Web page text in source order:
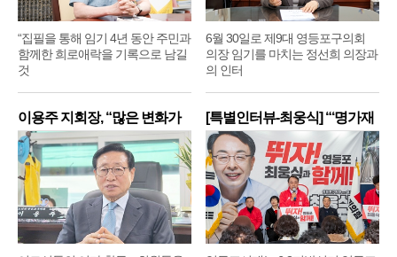
“집필을 통해 임기 4년 동안 주민과
함께한 희로애락을 기록으로 남길
것
6월 30일로 제9대 영등포구의회
의장 임기를 마치는 정선희 의장과
의 인터
이용주 지회장, “많은 변화가 [특별인터뷰-최웅식] “‘명가재